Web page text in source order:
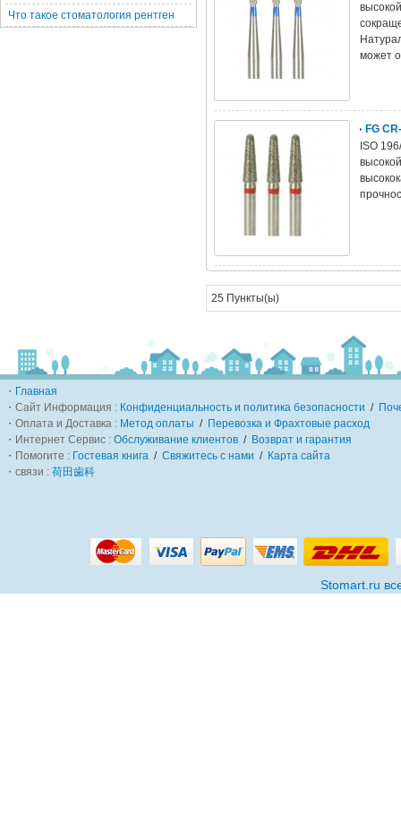
может
FG
ISO
25 Пункты(ы)
Что такое стоматология рентген
・ Главная
・Сайт Информация : Конфиденциальность и политика безопасности /
・Оплата и Доставка : Метод оплаты / Перевозка и Фрахтовые расход
・Интернет Сервис : Обслуживание клиентов / Возврат и гарантия
・Помогите : Гостевая книга / Свяжитесь с нами / Карта сайта
・связи : 荷田歯科
Stomart.ru